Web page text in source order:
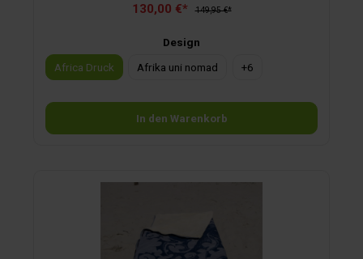
modische Wendetasche dient als Kissen und stylischer
Polyester
130,00 €* 149,95 €*
Design
Africa Druck
Afrika uni nomad +6
In den Warenkorb